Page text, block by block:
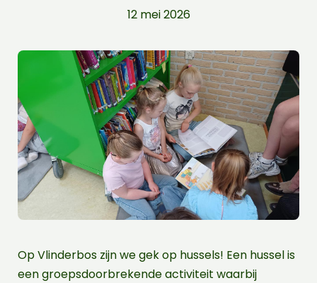
12 mei 2026
Op Vlinderbos zijn we gek op hussels! Een hussel is
een groepsdoorbrekende activiteit waarbij